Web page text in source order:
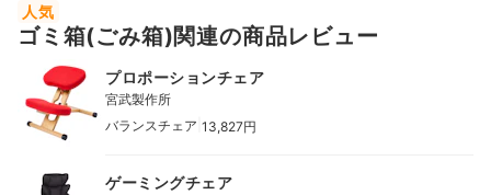
人気
ゴミ箱(ごみ箱)関連の商品レビュー
プロポーションチェア
宮武製作所
バランスチェア 13,827円
ゲーミングチェア